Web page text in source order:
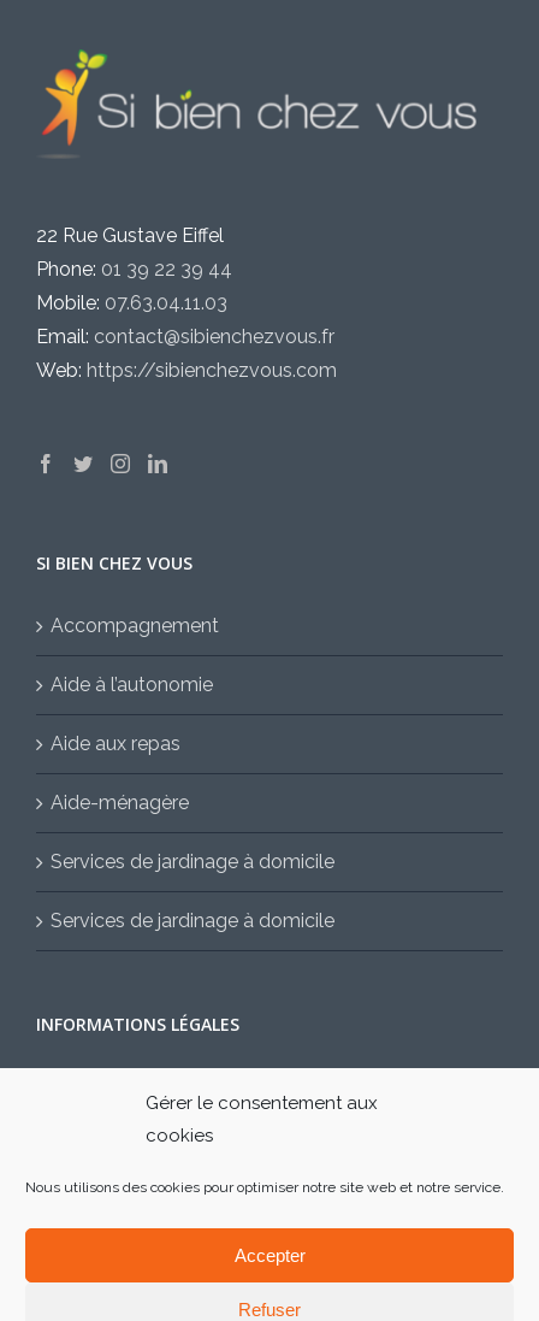
Gérer le consentement aux
cookies
Nous utilisons des cookies pour optimiser notre site web et notre service.
Accepter
Refuser
22 Rue Gustave Eiffel
Phone: 01 39 22 39 44
Mobile: 07.63.04.11.03
Email: contact@sibienchezvous.fr
Web: https://sibienchezvous.com
SI BIEN CHEZ VOUS
Accompagnement
Aide à l’autonomie
Aide aux repas
Aide-ménagère
Services de jardinage à domicile
Services de jardinage à domicile
INFORMATIONS LÉGALES
Contactez-nous